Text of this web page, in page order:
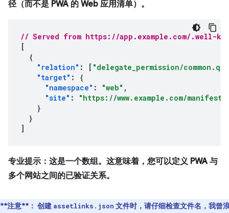
径（而不是 PWA 的 Web 应用清单）。
// Served from https://app.example.com/.well-
[
{
"relation" : [ "delegate_permission/
"target" :
{
"namespace" : "web" ,
"site" :
"https://www.example.com/
}
}
]
专业提示：这是一个数组。这意味着，您可以定义 PWA 与
多个网站之间的已验证关系。
**注意** ： 创建 assetlinks.json 文件时，请仔细检查文件名，我曾